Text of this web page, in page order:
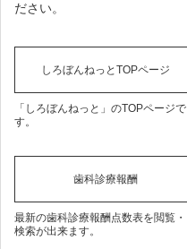
ださい。
しろぼんねっとTOPページ
「しろぼんねっと」のTOPページで
す。
歯科診療報酬
最新の歯科診療報酬点数表を閲覧・
検索が出来ます。